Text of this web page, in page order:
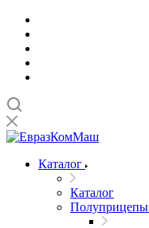
Каталог
Каталог
Полуприцепы